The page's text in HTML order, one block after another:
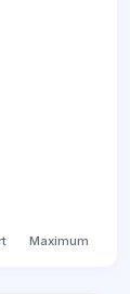
Maximum